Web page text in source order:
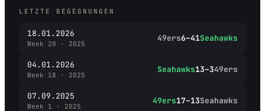
LETZTE BEGEGNUNGEN
18.01.2026
Week 20 · 2025
49ers6–41Seahawks
04.01.2026
Week 18 · 2025
Seahawks13–349ers
07.09.2025
Week 1 · 2025
49ers17–13Seahawks